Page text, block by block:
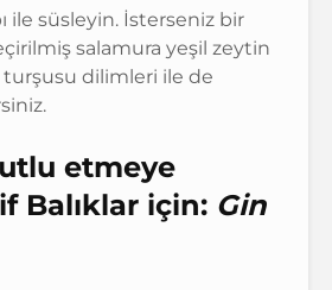
ile süsleyin. İsterseniz bir
salamura yeşil zeytin
turşusu dilimleri ile de
etmeye
Balıklar için: Gin